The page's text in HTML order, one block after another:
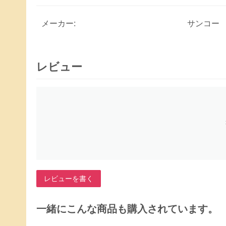
メーカー: サンコー
レビュー
レビューを書く
一緒にこんな商品も購入されています。